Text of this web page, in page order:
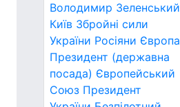
Володимир Зеленський
Київ Збройні сили
України Росіяни Європа
Президент (державна
посада) Європейський
Союз Президент